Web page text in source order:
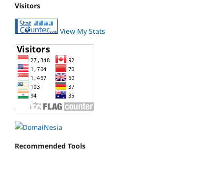
Visitors
View My Stats
Recommended Tools